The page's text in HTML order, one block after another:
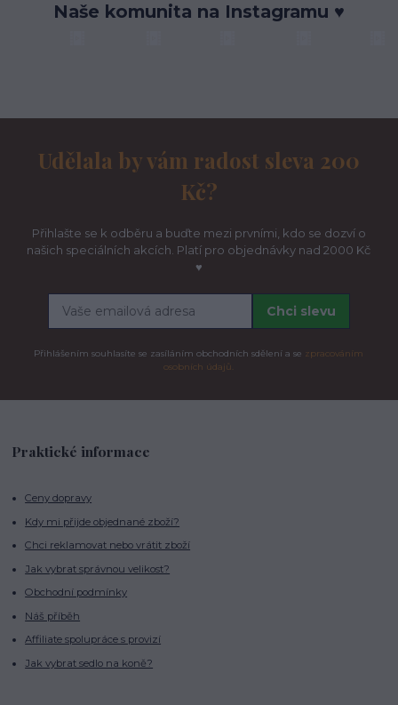
Naše komunita na Instagramu ♥
Udělala by vám radost sleva 200
Kč?
Přihlašte se k odběru a buďte mezi prvními, kdo se dozví o
našich speciálních akcích. Platí pro objednávky nad 2000 Kč
♥
Chci slevu
Přihlášením souhlasíte se zasíláním obchodních sdělení a se zpracováním
osobních údajů.
Praktické informace
Ceny dopravy
Kdy mi přijde objednané zboží?
Chci reklamovat nebo vrátit zboží
Jak vybrat správnou velikost?
Obchodní podmínky
Náš příběh
Affiliate spolupráce s provizí
Jak vybrat sedlo na koně?